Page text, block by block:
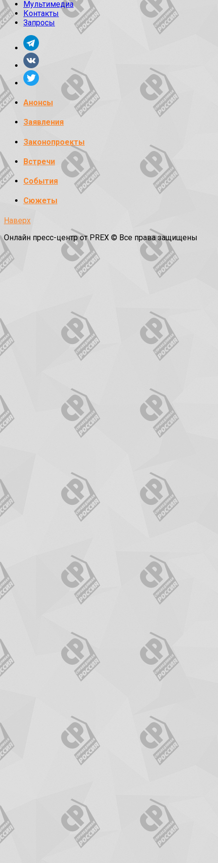
Мультимедиа
Контакты
Запросы
Анонсы
Заявления
Законопроекты
Встречи
События
Сюжеты
Наверх
Онлайн пресс-центр от PREX © Все права защищены